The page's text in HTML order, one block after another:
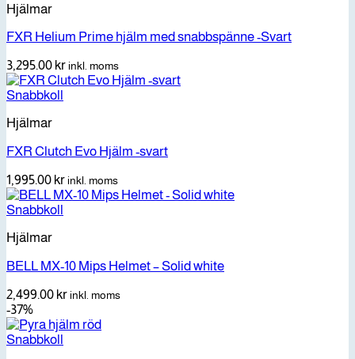
Hjälmar
FXR Helium Prime hjälm med snabbspänne -Svart
3,295.00 krinkl. moms
Snabbkoll
Hjälmar
FXR Clutch Evo Hjälm -svart
1,995.00 krinkl. moms
Snabbkoll
Hjälmar
BELL MX-10 Mips Helmet – Solid white
2,499.00 krinkl. moms
-37%
Snabbkoll